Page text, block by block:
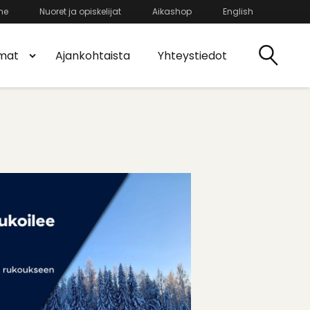
Nuoret ja opiskelijat Aikashop English
Ajankohtaista Yhteystiedot